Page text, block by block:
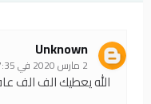
Unknown
2 مارس 2020 في 7:35 م
الله يعطيك الف الف